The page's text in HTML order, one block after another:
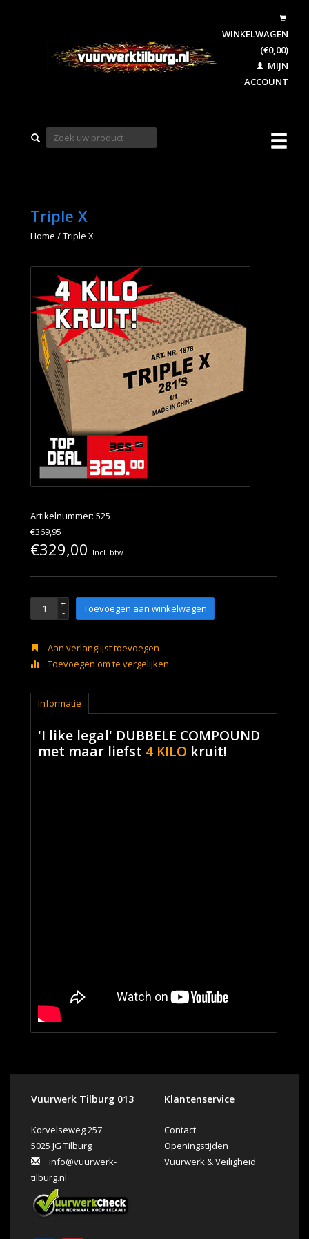
WINKELWAGEN
(€0,00)
MIJN
ACCOUNT
Triple X
Home /Triple X
Artikelnummer: 525
€369,95
€329,00 Incl. btw
+
- Toevoegen aan winkelwagen
Aan verlanglijst toevoegen
Toevoegen om te vergelijken
Informatie
'I like legal' DUBBELE COMPOUND
met maar liefst 4 KILO kruit!
Vuurwerk Tilburg 013
Korvelseweg 257
5025 JG Tilburg
info@vuurwerk-
tilburg.nl
Klantenservice
Contact
Openingstijden
Vuurwerk & Veiligheid